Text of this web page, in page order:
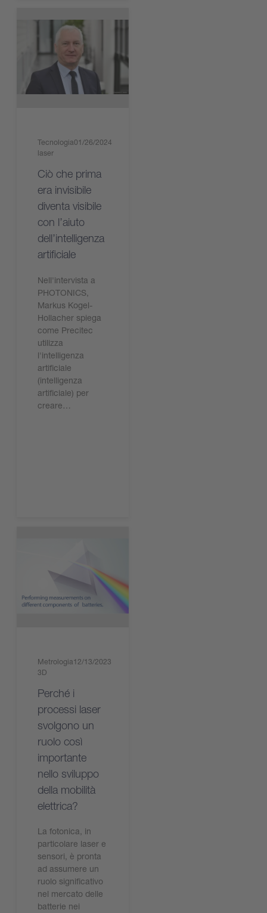
Tecnologia
laser
01/26/2024
Ciò che prima
era invisibile
diventa visibile
con l’aiuto
dell’intelligenza
artificiale
Nell'intervista a
PHOTONICS,
Markus Kogel-
Hollacher spiega
come Precitec
utilizza
l'intelligenza
artificiale
(intelligenza
artificiale) per
creare…
Metrologia
3D
12/13/2023
Perché i
processi laser
svolgono un
ruolo così
importante
nello sviluppo
della mobilità
elettrica?
La fotonica, in
particolare laser e
sensori, è pronta
ad assumere un
ruolo significativo
nel mercato delle
batterie nei